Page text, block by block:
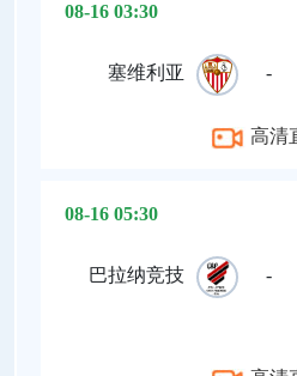
08-16 03:30
塞维利亚 -
高清
08-16 05:30
巴拉纳竞技 -